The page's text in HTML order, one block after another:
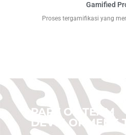
Gamified
Proses tergamifikasi yang
PART OF TEAM
DEVELOPMENT